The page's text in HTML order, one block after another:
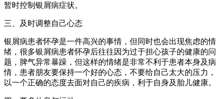
暂时控制银屑病症状。
三、及时调整自己心态
银屑病患者怀孕是一件高兴的事情，但同时也会出现焦虑的情
绪，很多银屑病患者怀孕后往往因为过于担心孩子的健康的问
题，脾气异常暴躁，但这样的情绪是非常不利于患者本身及病
情，患者朋友要保持一个好的心态，不要给自己太大的压力，
以一个正确的态度去面对自己的疾病，利于自身及胎儿健康。